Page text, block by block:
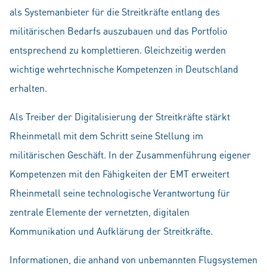
als Systemanbieter für die Streitkräfte entlang des
militärischen Bedarfs auszubauen und das Portfolio
entsprechend zu komplettieren. Gleichzeitig werden
wichtige wehrtechnische Kompetenzen in Deutschland
erhalten.
Als Treiber der Digitalisierung der Streitkräfte stärkt
Rheinmetall mit dem Schritt seine Stellung im
militärischen Geschäft. In der Zusammenführung eigener
Kompetenzen mit den Fähigkeiten der EMT erweitert
Rheinmetall seine technologische Verantwortung für
zentrale Elemente der vernetzten, digitalen
Kommunikation und Aufklärung der Streitkräfte.
Informationen, die anhand von unbemannten Flugsystemen